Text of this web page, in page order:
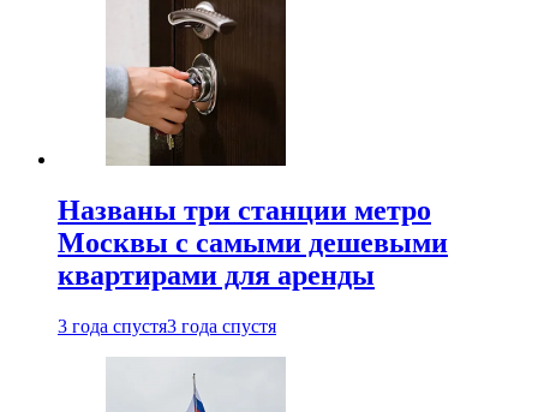
Названы три станции метро
Москвы с самыми дешевыми
квартирами для аренды
3 года спустя3 года спустя